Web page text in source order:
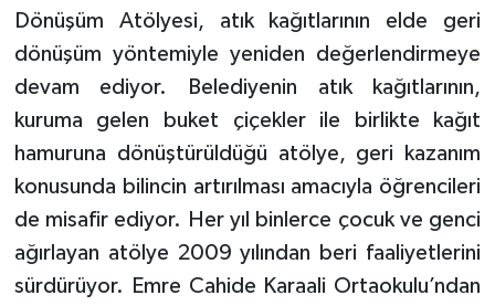
Dönüşüm Atölyesi, atık kağıtlarının elde geri
dönüşüm yöntemiyle yeniden değerlendirmeye
devam ediyor. Belediyenin atık kağıtlarının,
kuruma gelen buket çiçekler ile birlikte kağıt
hamuruna dönüştürüldüğü atölye, geri kazanım
konusunda bilincin artırılması amacıyla öğrencileri
de misafir ediyor. Her yıl binlerce çocuk ve genci
ağırlayan atölye 2009 yılından beri faaliyetlerini
sürdürüyor. Emre Cahide Karaali Ortaokulu’ndan
Yurttan